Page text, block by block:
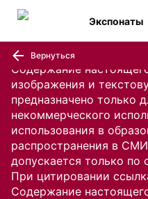
Содержание
изображения и
предназначено только
некоммерческого
использования в
распространения в
допускается только по
При цитировании
Содержание
Экспонаты
Вернуться